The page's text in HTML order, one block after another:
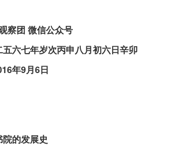
察团 微信公众号
六七年岁次丙申八月初六日辛卯
9月6日
的发展史